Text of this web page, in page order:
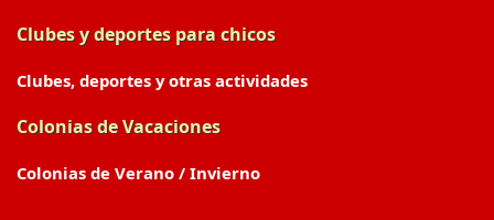
Clubes y deportes para chicos
Clubes, deportes y otras actividades
Colonias de Vacaciones
Colonias de Verano / Invierno